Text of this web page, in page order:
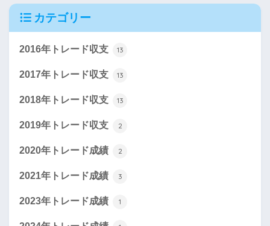
カテゴリー
2016年トレード収支 13
2017年トレード収支 13
2018年トレード収支 13
2019年トレード収支 2
2020年トレード成績 2
2021年トレード成績 3
2023年トレード成績 1